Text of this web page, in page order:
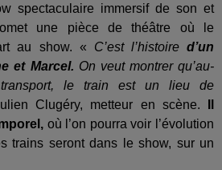
spectaculaire immersif de son et
une pièce de théâtre où le
au show. « C’est l’histoire d’un
et Marcel. On veut montrer qu’au-
le train est un lieu de
Clugéry, metteur en scène.
où l’on pourra voir l’évolution
trains seront dans le show, sur un